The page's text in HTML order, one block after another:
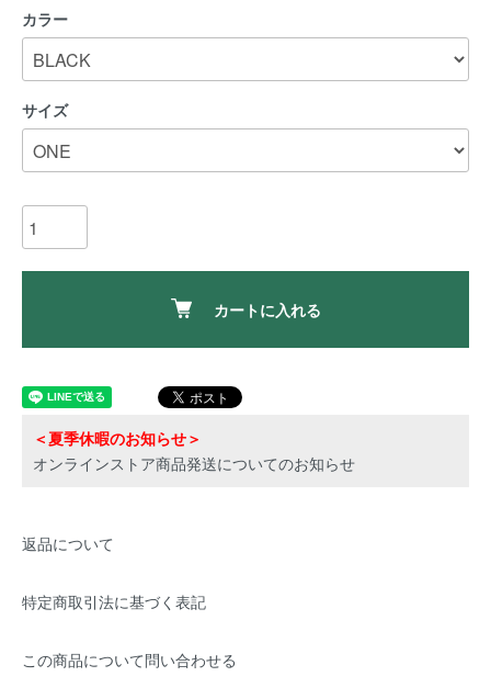
カラー
サイズ
カートに入れる
＜夏季休暇のお知らせ＞
オンラインストア商品発送についてのお知らせ
返品について
特定商取引法に基づく表記
この商品について問い合わせる